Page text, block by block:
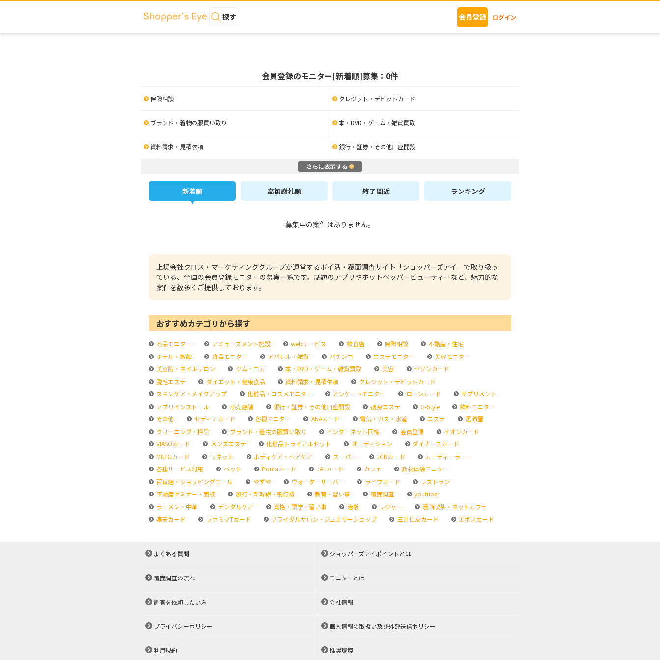
探す 会員登録 ログイン
会員登録のモニター[新着順]募集：0件
保険相談 クレジット・デビットカード
ブランド・着物の服買い取り 本・DVD・ゲーム・雑貨買取
資料請求・見積依頼 銀行・証券・その他口座開設
さらに表示する
新着順 高額謝礼順 終了間近 ランキング
募集中の案件はありません。
上場会社クロス・マーケティンググループが運営するポイ活・覆面調査サイト「ショッパーズアイ」で取り扱っ
ている、全国の会員登録モニターの募集一覧です。話題のアプリやホットペッパービューティーなど、魅力的な
案件を数多くご提供しております。
おすすめカテゴリから探す
商品モニター アミューズメント施設 webサービス 飲食店 保険相談
不動産・住宅
ホテル・旅館
食品モニター アパレル・雑貨 パチンコ エステモニター
美容モニター
美容院・ネイルサロン
ジム・ヨガ 本・DVD・ゲーム・雑貨買取 美容
セゾンカード
脱毛エステ
ダイエット・健康食品 資料請求・見積依頼
クレジット・デビットカード
スキンケア・メイクアップ
化粧品・コスメモニター アンケートモニター ローンカード
サプリメント
アプリインストール
小売店舗 銀行・証券・その他口座開設 痩身エステ G-Style
飲料モニター
その他
セディナカード 各種モニター ANAカード 電気・ガス・水道 エステ
居酒屋
クリーニング・掃除
ブランド・着物の服買い取り インターネット回線 会員登録
イオンカード
VIASOカード
メンズエステ 化粧品トライアルセット オーディション
ダイナースカード
MUFGカード
リネット ボディケア・ヘアケア スーパー JCBカード
カーディーラー
各種サービス利用
ペット Pontaカード JALカード カフェ
教材体験モニター
百貨店・ショッピングモール
やずや ウォーターサーバー ライフカード
レストラン
不動産セミナー・面談
旅行・新幹線・飛行機 教育・習い事 覆面調査
youtuber
ラーメン・中華
デンタルケア 資格・語学・習い事 治験 レジャー
漫画喫茶・ネットカフェ
楽天カード
ファミマTカード ブライダルサロン・ジュエリーショップ 三井住友カード エポスカード
よくある質問 ショッパーズアイポイントとは
覆面調査の流れ モニターとは
調査を依頼したい方 会社情報
プライバシーポリシー 個人情報の取扱い及び外部送信ポリシー
利用規約 推奨環境